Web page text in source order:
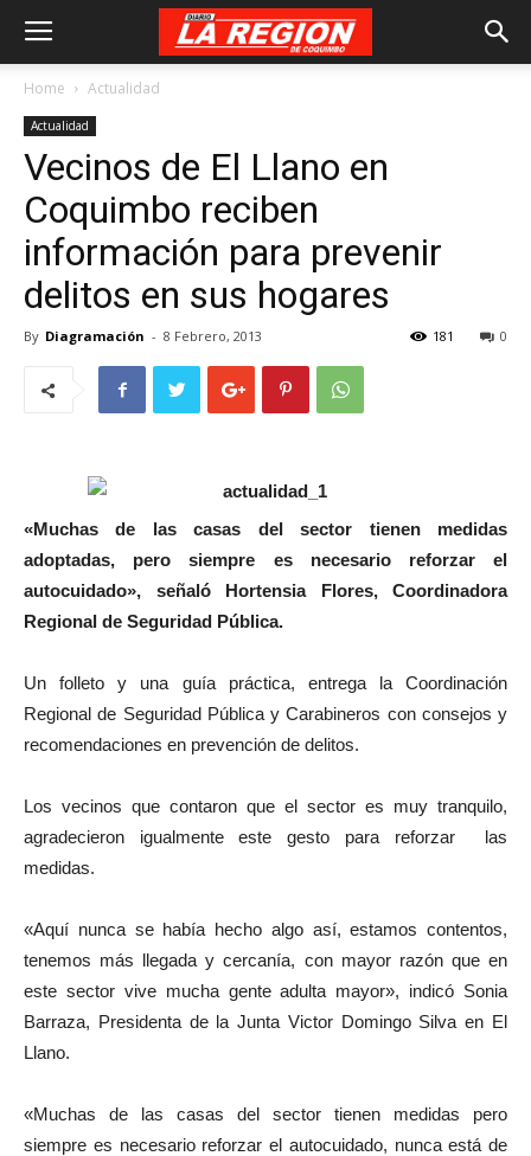
Home Actualidad
Actualidad
Vecinos de El Llano en
Coquimbo reciben
información para prevenir
delitos en sus hogares
By Diagramación - 8 Febrero, 2013 0
181
«Muchas de las casas del sector tienen medidas
adoptadas, pero siempre es necesario reforzar el
autocuidado», señaló Hortensia Flores, Coordinadora
Regional de Seguridad Pública.
Un folleto y una guía práctica, entrega la Coordinación
Regional de Seguridad Pública y Carabineros con consejos y
recomendaciones en prevención de delitos.
Los vecinos que contaron que el sector es muy tranquilo,
agradecieron igualmente este gesto para reforzar las
medidas.
«Aquí nunca se había hecho algo así, estamos contentos,
tenemos más llegada y cercanía, con mayor razón que en
este sector vive mucha gente adulta mayor», indicó Sonia
Barraza, Presidenta de la Junta Victor Domingo Silva en El
Llano.
«Muchas de las casas del sector tienen medidas pero
siempre es necesario reforzar el autocuidado, nunca está de